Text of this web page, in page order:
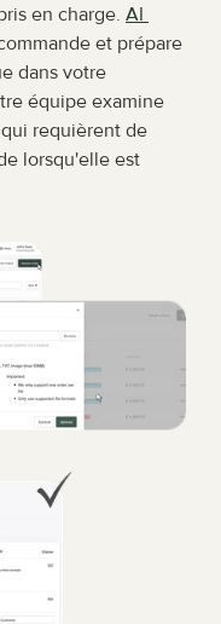
en charge. AI
et prépare
dans votre
équipe examine
requièrent de
lorsqu'elle est